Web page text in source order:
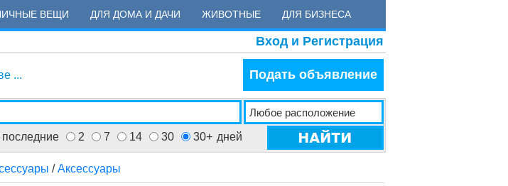
ВЕЩИ ДЛЯ ДОМА И ДАЧИ ЖИВОТНЫЕ ДЛЯ БИЗНЕСА
Вход и Регистрация
... Подать объявление
2 7 14 30 30+ дней
/Аксессуары